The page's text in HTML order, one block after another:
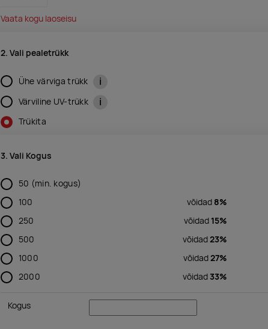
Vaata kogu laoseisu
2. Vali pealetrükk
Ühe värviga trükk i
Värviline UV-trükk i
Trükita
3. Vali Kogus
50 (min. kogus)
100
võidad 8%
250
võidad 15%
500
võidad23%
1000
võidad27%
2000
võidad 33%
Kogus